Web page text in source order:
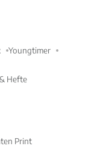
Youngtimer
Hefte
Print